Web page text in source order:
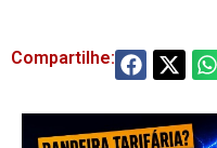
Compartilhe: